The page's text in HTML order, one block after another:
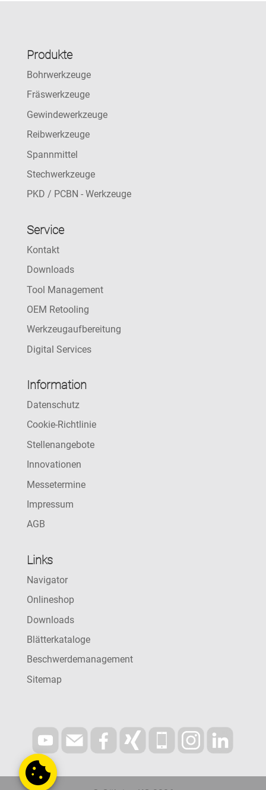
Produkte
Bohrwerkzeuge
Fräswerkzeuge
Gewindewerkzeuge
Reibwerkzeuge
Spannmittel
Stechwerkzeuge
PKD / PCBN - Werkzeuge
Service
Kontakt
Downloads
Tool Management
OEM Retooling
Werkzeugaufbereitung
Digital Services
Information
Datenschutz
Cookie-Richtlinie
Stellenangebote
Innovationen
Messetermine
Impressum
AGB
Links
Navigator
Onlineshop
Downloads
Blätterkataloge
Beschwerdemanagement
Sitemap